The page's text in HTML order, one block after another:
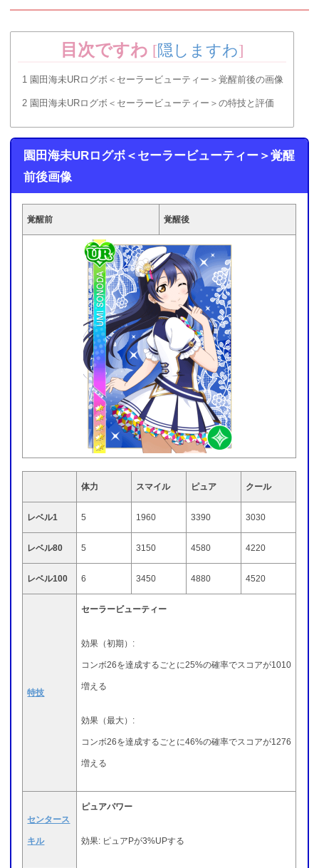
目次ですわ [隠しますわ]
1 園田海未URログボ＜セーラービューティー＞覚醒前後の画像
2 園田海未URログボ＜セーラービューティー＞の特技と評価
園田海未URログボ＜セーラービューティー＞覚醒
前後画像
覚醒前 覚醒後
体力 スマイル ピュア クール
レベル1 5 1960 3390 3030
レベル80 5 3150 4580 4220
レベル100 6 3450 4880 4520
特技
セーラービューティー
効果（初期）:
コンボ26を達成するごとに25%の確率でスコアが1010
増える
効果（最大）:
コンボ26を達成するごとに46%の確率でスコアが1276
増える
センタース
キル
ピュアパワー
効果: ピュアPが3%UPする